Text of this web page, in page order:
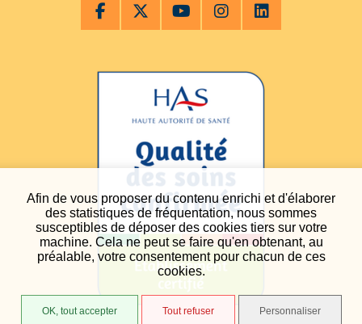
Afin de vous proposer du contenu enrichi et d'élaborer
des statistiques de fréquentation, nous sommes
susceptibles de déposer des cookies tiers sur votre
machine. Cela ne peut se faire qu'en obtenant, au
préalable, votre consentement pour chacun de ces
cookies.
OK, tout accepter Tout refuser Personnaliser